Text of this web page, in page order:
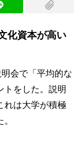
化資本が高い
会で「平均的な
トをした。説明
れは大学が積極